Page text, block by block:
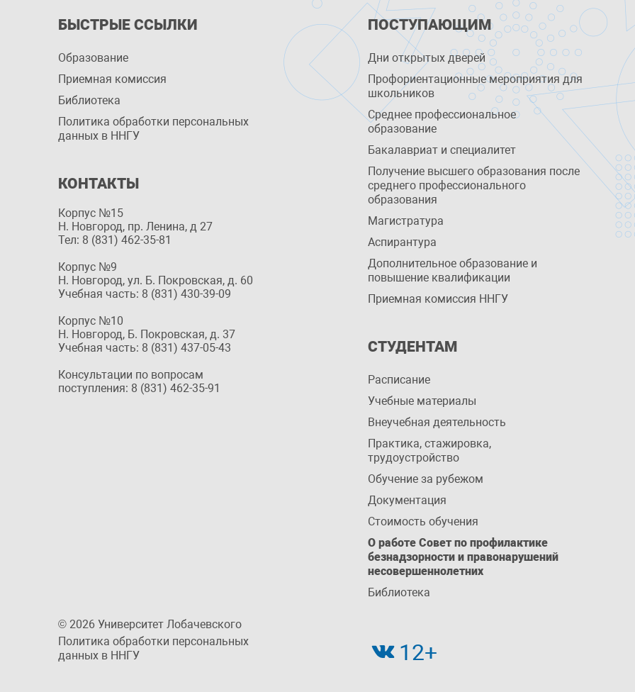
БЫСТРЫЕ ССЫЛКИ
Образование
Приемная комиссия
Библиотека
Политика обработки персональных
данных в ННГУ
КОНТАКТЫ
Корпус №15
Н. Новгород, пр. Ленина, д 27
Тел: 8 (831) 462-35-81
Корпус №9
Н. Новгород, ул. Б. Покровская, д. 60
Учебная часть: 8 (831) 430-39-09
Корпус №10
Н. Новгород, Б. Покровская, д. 37
Учебная часть: 8 (831) 437-05-43
Консультации по вопросам
поступления: 8 (831) 462-35-91
ПОСТУПАЮЩИМ
Дни открытых дверей
Профориентационные мероприятия для
школьников
Среднее профессиональное
образование
Бакалавриат и специалитет
Получение высшего образования после
среднего профессионального
образования
Магистратура
Аспирантура
Дополнительное образование и
повышение квалификации
Приемная комиссия ННГУ
СТУДЕНТАМ
Расписание
Учебные материалы
Внеучебная деятельность
Практика, стажировка,
трудоустройство
Обучение за рубежом
Документация
Стоимость обучения
О работе Совет по профилактике
безнадзорности и правонарушений
несовершеннолетних
Библиотека
© 2026 Университет Лобачевского
Политика обработки персональных
данных в ННГУ
12+